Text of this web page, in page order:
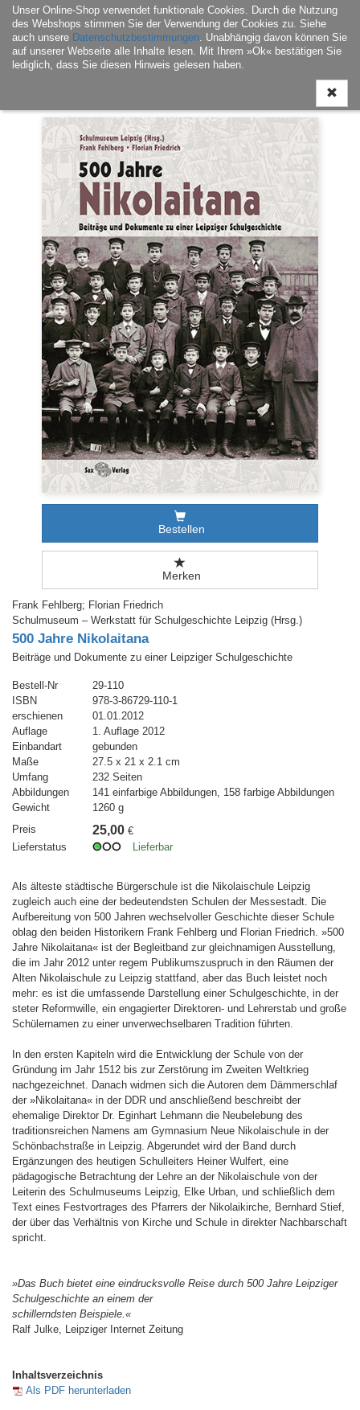
Unser Online-Shop verwendet funktionale Cookies. Durch die Nutzung
des Webshops stimmen Sie der Verwendung der Cookies zu. Siehe
auch unsere Datenschutzbestimmungen. Unabhängig davon können Sie
auf unserer Webseite alle Inhalte lesen. Mit Ihrem »Ok« bestätigen Sie
lediglich, dass Sie diesen Hinweis gelesen haben.
ein-/
Bestellen
Merken
Frank Fehlberg; Florian Friedrich
Schulmuseum – Werkstatt für Schulgeschichte Leipzig (Hrsg.)
500 Jahre Nikolaitana
Beiträge und Dokumente zu einer Leipziger Schulgeschichte
Bestell-Nr
29-110
ISBN
978-3-86729-110-1
erschienen
01.01.2012
Auflage
1. Auflage 2012
Einbandart
gebunden
Maße
27.5 x 21 x 2.1 cm
Umfang
232 Seiten
Abbildungen
141 einfarbige Abbildungen, 158 farbige Abbildungen
Gewicht
1260 g
Preis
25,00 €
Lieferstatus
Lieferbar
Als älteste städtische Bürgerschule ist die Nikolaischule Leipzig
zugleich auch eine der bedeutendsten Schulen der Messestadt. Die
Aufbereitung von 500 Jahren wechselvoller Geschichte dieser Schule
oblag den beiden Historikern Frank Fehlberg und Florian Friedrich. »500
Jahre Nikolaitana« ist der Begleitband zur gleichnamigen Ausstellung,
die im Jahr 2012 unter regem Publikumszuspruch in den Räumen der
Alten Nikolaischule zu Leipzig stattfand, aber das Buch leistet noch
mehr: es ist die umfassende Darstellung einer Schulgeschichte, in der
steter Reformwille, ein engagierter Direktoren- und Lehrerstab und große
Schülernamen zu einer unverwechselbaren Tradition führten.
In den ersten Kapiteln wird die Entwicklung der Schule von der
Gründung im Jahr 1512 bis zur Zerstörung im Zweiten Weltkrieg
nachgezeichnet. Danach widmen sich die Autoren dem Dämmerschlaf
der »Nikolaitana« in der DDR und anschließend beschreibt der
ehemalige Direktor Dr. Eginhart Lehmann die Neubelebung des
traditionsreichen Namens am Gymnasium Neue Nikolaischule in der
Schönbachstraße in Leipzig. Abgerundet wird der Band durch
Ergänzungen des heutigen Schulleiters Heiner Wulfert, eine
pädagogische Betrachtung der Lehre an der Nikolaischule von der
Leiterin des Schulmuseums Leipzig, Elke Urban, und schließlich dem
Text eines Festvortrages des Pfarrers der Nikolaikirche, Bernhard Stief,
der über das Verhältnis von Kirche und Schule in direkter Nachbarschaft
spricht.
»Das Buch bietet eine eindrucksvolle Reise durch 500 Jahre Leipziger
Schulgeschichte an einem der
schillerndsten Beispiele.«
Ralf Julke, Leipziger Internet Zeitung
Inhaltsverzeichnis
Als PDF herunterladen